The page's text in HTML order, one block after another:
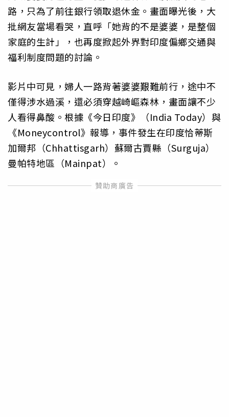
路，只為了前往銀行領取退休金。畫面曝光後，大
批網友當場看哭，直呼「她背的不是婆婆，是整個
家庭的生計」，也再度掀起外界對印度偏鄉交通與
福利制度問題的討論。
影片中可見，婦人一路背著婆婆艱難前行，途中不
僅得涉水過溪，還必須穿越崎嶇森林，畫面讓不少
人看得鼻酸。根據《今日印度》（India Today）與
《Moneycontrol》報導，事件發生在印度恰蒂斯
加爾邦（Chhattisgarh）蘇爾古賈縣（Surguja）
曼帕特地區（Mainpat）。